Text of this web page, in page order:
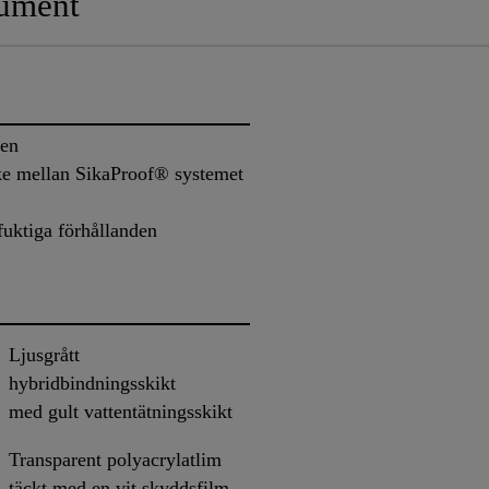
mellan SikaProof® systemet
förhållanden
Ljusgrått
hybridbindningsskikt
med gult vattentätningsskikt
Transparent polyacrylatlim